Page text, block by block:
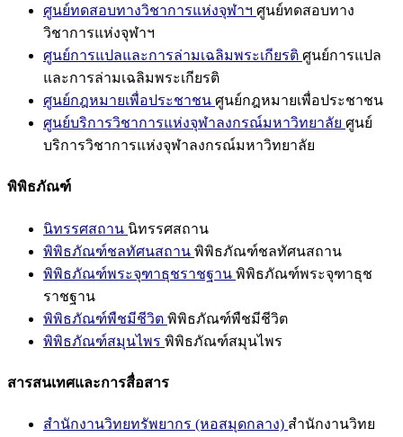
ศูนย์ทดสอบทางวิชาการแห่งจุฬาฯ ศูนย์ทดสอบทาง
วิชาการแห่งจุฬาฯ
ศูนย์การแปลและการล่ามเฉลิมพระเกียรติ ศูนย์การแปล
และการล่ามเฉลิมพระเกียรติ
ศูนย์กฎหมายเพื่อประชาชน ศูนย์กฎหมายเพื่อประชาชน
ศูนย์บริการวิชาการแห่งจุฬาลงกรณ์มหาวิทยาลัย ศูนย์
บริการวิชาการแห่งจุฬาลงกรณ์มหาวิทยาลัย
พิพิธภัณฑ์
นิทรรศสถาน นิทรรศสถาน
พิพิธภัณฑ์ชลทัศนสถาน พิพิธภัณฑ์ชลทัศนสถาน
พิพิธภัณฑ์พระจุฑาธุชราชฐาน พิพิธภัณฑ์พระจุฑาธุช
ราชฐาน
พิพิธภัณฑ์พืชมีชีวิต พิพิธภัณฑ์พืชมีชีวิต
พิพิธภัณฑ์สมุนไพร พิพิธภัณฑ์สมุนไพร
สารสนเทศและการสื่อสาร
สำนักงานวิทยทรัพยากร (หอสมุดกลาง) สำนักงานวิทย